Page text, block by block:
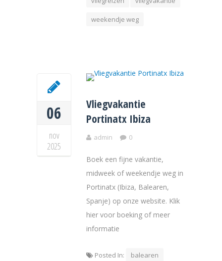
weekendje weg
06
nov
2025
Vliegvakantie
Portinatx Ibiza
admin 0
Boek een fijne vakantie,
midweek of weekendje weg in
Portinatx (Ibiza, Balearen,
Spanje) op onze website. Klik
hier voor boeking of meer
informatie
Posted In: balearen